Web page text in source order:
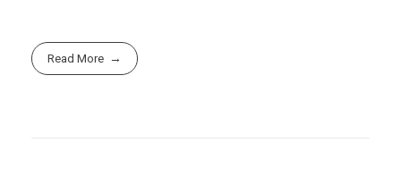
Read More